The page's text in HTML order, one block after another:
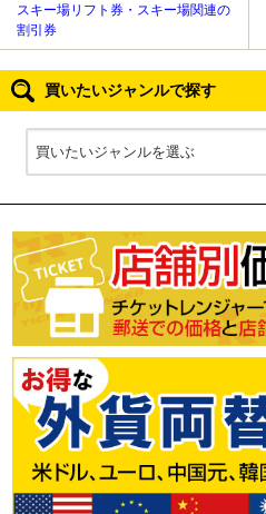
スキー場リフト券・スキー場関連の
割引券
買いたいジャンルで探す